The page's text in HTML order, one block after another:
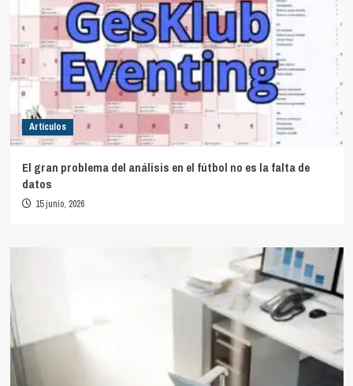
Artículos
El gran problema del análisis en el fútbol no es la falta de
datos
15 junio, 2026